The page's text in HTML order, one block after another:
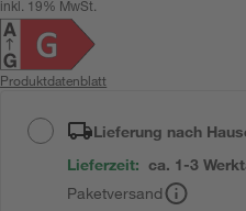
inkl. 19% MwSt.
Produktdatenblatt
Lieferung nach
Lieferzeit: ca. 1-3
Paketversand